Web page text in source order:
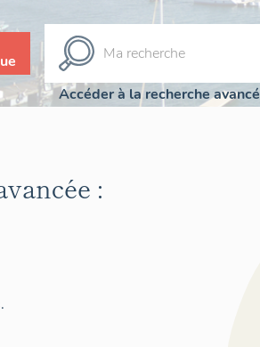
Accéder à la recherche
: